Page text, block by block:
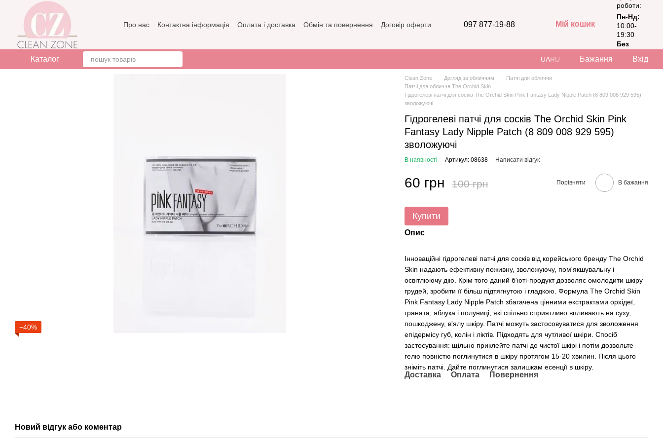
Перейти до основного контенту
Про нас Контактна інформація Оплата і доставка Обмін та повернення
Договір оферти
097 877-19-88 Мій кошик
роботи:
Пн-Нд:
10:00-
19:30
Без
Каталог UARU Бажання Вхід
−40%
Clean Zone Догляд за обличчям
Патчі для обличчя
Патчі для обличчя The Orchid Skin
Гідрогелеві патчі для сосків The Orchid Skin Pink Fantasy Lady Nipple Patch (8 809 008 929 595)
зволожуючі
Гідрогелеві патчі для сосків The Orchid Skin Pink
Fantasy Lady Nipple Patch (8 809 008 929 595)
зволожуючі
В наявності Артикул: 08638 Написати відгук
60 грн 100 грн Порівняти В бажання
Купити
Опис
Інноваційні гідрогелеві патчі для сосків від корейського бренду The Orchid
Skin надають ефективну поживну, зволожуючу, пом'якшувальну і
освітлюючу дію. Крім того даний б'юті-продукт дозволяє омолодити шкіру
грудей, зробити її більш підтягнутою і гладкою. Формула The Orchid Skin
Pink Fantasy Lady Nipple Patch збагачена цінними екстрактами орхідеї,
граната, яблука і полуниці, які спільно сприятливо впливають на суху,
пошкоджену, в'ялу шкіру. Патчі можуть застосовуватися для зволоження
епідермісу губ, колін і ліктів. Підходять для чутливої шкіри. Спосіб
застосування: щільно приклейте патчі до чистої шкірі і потім дозвольте
гелю повністю поглинутися в шкіру протягом 15-20 хвилин. Після цього
зніміть патчі. Дайте поглинутися залишкам есенції в шкіру.
Доставка Оплата Повернення
Новий відгук або коментар